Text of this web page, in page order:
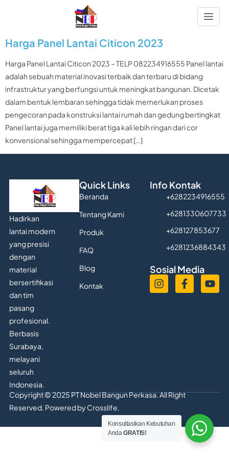
Harga Panel Lantai Citicon 2023
Harga Panel Lantai Citicon 2023 – TELP 082234916555 Panel lantai
adalah sebuah material inovasi terbaik dan terbaru di bidang
infrastruktur yang berfungsi untuk meningkat bangunan. Dicetak
dalam bentuk lembaran sehingga tidak memerlukan proses
pengecoran pada konstruksi lantai rumah dan gedung bertingkat
Panel lantai juga memiliki berat tiga kali lebih ringan dari cor
konvensional sehingga mempercepat […]
Hadirkan
lantai modern
yang presisi
dengan
material
bersertifikasi
dan tim
pasang
profesional.
Berbasis
Surabaya,
melayani
seluruh
Indonesia.
Quick Links
Beranda
Tentang Kami
Produk
FAQ
Blog
Kontak
Info Kontak
+6282234916555
+6281330607733
+628127853677
+6281236884343
Sosial Media
Copyright © 2025 PT Nobel Bangun Perkasa. All Right
Reserved. Powered byCrosslife.
Konsultasikan Kebutuhan
AndaGRATIS!